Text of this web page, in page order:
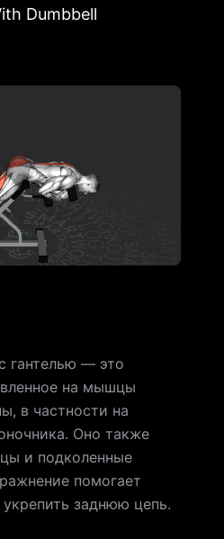
Dumbbell
гантелью — это
на мышцы
в частности на
Оно также
и подколенные
помогает
заднюю цепь.